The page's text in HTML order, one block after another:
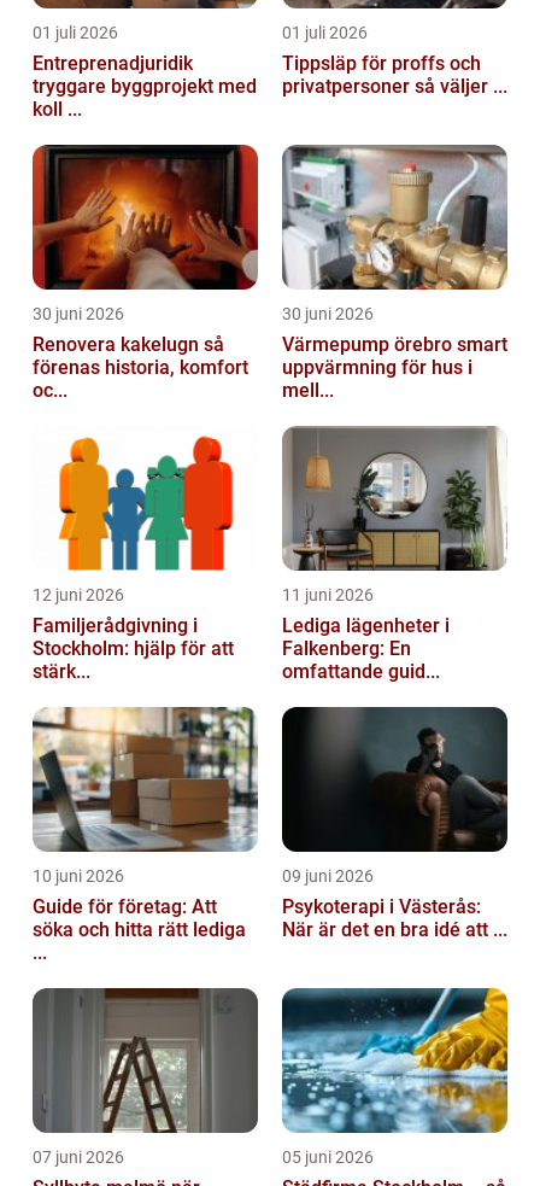
01 juli 2026
Entreprenadjuridik
tryggare byggprojekt med
koll ...
01 juli 2026
Tippsläp för proffs och
privatpersoner så väljer ...
30 juni 2026
Renovera kakelugn så
förenas historia, komfort
oc...
30 juni 2026
Värmepump örebro smart
uppvärmning för hus i
mell...
12 juni 2026
Familjerådgivning i
Stockholm: hjälp för att
stärk...
11 juni 2026
Lediga lägenheter i
Falkenberg: En
omfattande guid...
10 juni 2026
Guide för företag: Att
söka och hitta rätt lediga
...
09 juni 2026
Psykoterapi i Västerås:
När är det en bra idé att ...
07 juni 2026 05 juni 2026